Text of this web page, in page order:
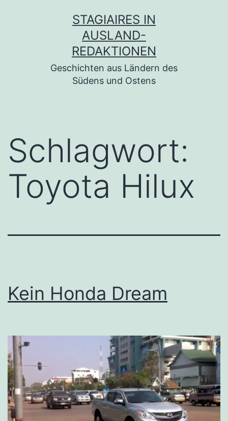
STAGIAIRES IN
AUSLAND-
REDAKTIONEN
Geschichten aus Ländern des
Südens und Ostens
Schlagwort:
Toyota Hilux
Kein Honda Dream